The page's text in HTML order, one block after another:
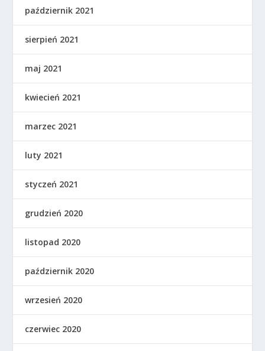
październik 2021
sierpień 2021
maj 2021
kwiecień 2021
marzec 2021
luty 2021
styczeń 2021
grudzień 2020
listopad 2020
październik 2020
wrzesień 2020
czerwiec 2020